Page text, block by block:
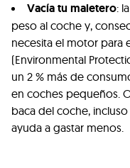
Vacía tu maletero:
peso al coche y,
necesita el motor para
(Environmental
un 2 % más de
en coches pequeños.
baca del coche,
ayuda a gastar menos.